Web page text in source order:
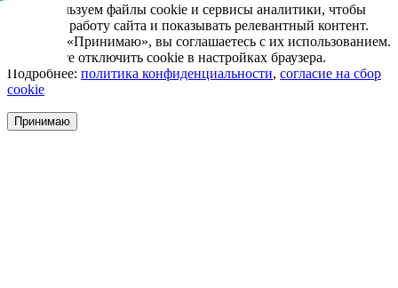
Мы используем файлы cookie и сервисы аналитики, чтобы
улучшить работу сайта и показывать релевантный контент.
Нажимая «Принимаю», вы соглашаетесь с их использованием.
Вы можете отключить cookie в настройках браузера.
Подробнее: политика конфиденциальности, согласие на сбор
cookie
Принимаю